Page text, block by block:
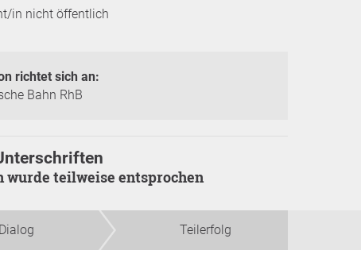
in nicht öffentlich
richtet sich an:
Bahn RhB
wurde teilweise entsprochen
Dialog Teilerfolg